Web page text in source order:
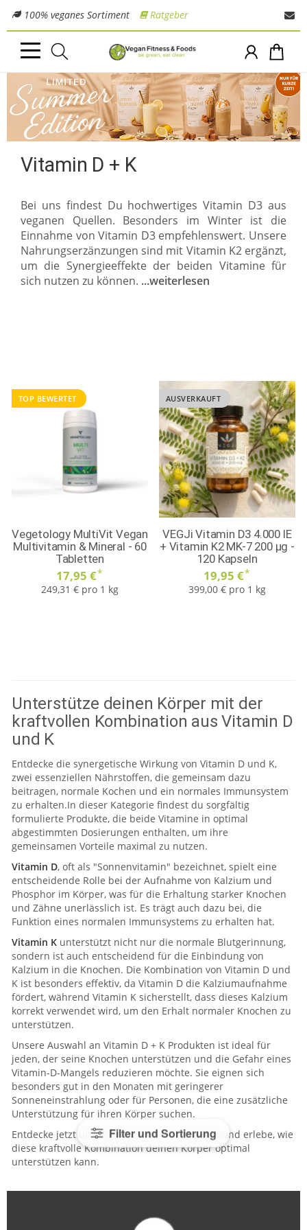
100% veganes Sortiment Ratgeber
Vitamin D + K
Bei uns findest Du hochwertiges Vitamin D3 aus
veganen Quellen. Besonders im Winter ist die
Einnahme von Vitamin D3 empfehlenswert. Unsere
Nahrungserzänzungen sind mit Vitamin K2 ergänzt,
um die Synergieeffekte der beiden Vitamine für
sich nutzen zu können. ...weiterlesen
Filter und Sortierung
TOP BEWERTET
Vegetology MultiVit Vegan
Multivitamin & Mineral - 60
Tabletten
17,95 €*
249,31 € pro 1 kg
AUSVERKAUFT
VEGJi Vitamin D3 4.000 IE
+ Vitamin K2 MK-7 200 µg -
120 Kapseln
19,95 €*
399,00 € pro 1 kg
Unterstütze deinen Körper mit der
kraftvollen Kombination aus Vitamin D
und K
Entdecke die synergetische Wirkung von Vitamin D und K,
zwei essenziellen Nährstoffen, die gemeinsam dazu
beitragen, normale Kochen und ein normales Immunsystem
zu erhalten.In dieser Kategorie findest du sorgfältig
formulierte Produkte, die beide Vitamine in optimal
abgestimmten Dosierungen enthalten, um ihre
gemeinsamen Vorteile maximal zu nutzen.
Vitamin D, oft als "Sonnenvitamin" bezeichnet, spielt eine
entscheidende Rolle bei der Aufnahme von Kalzium und
Phosphor im Körper, was für die Erhaltung starker Knochen
und Zähne unerlässlich ist. Es trägt auch dazu bei, die
Funktion eines normalen Immunsystems zu erhalten hat.
Vitamin K unterstützt nicht nur die normale Blutgerinnung,
sondern ist auch entscheidend für die Einbindung von
Kalzium in die Knochen. Die Kombination von Vitamin D und
K ist besonders effektiv, da Vitamin D die Kalziumaufnahme
fördert, während Vitamin K sicherstellt, dass dieses Kalzium
korrekt verwendet wird, um den Erhalt normaler Knochen zu
unterstützen.
Unsere Auswahl an Vitamin D + K Produkten ist ideal für
jeden, der seine Knochen unterstützen und die Gefahr eines
Vitamin-D-Mangels reduzieren möchte. Sie eignen sich
besonders gut in den Monaten mit geringerer
Sonneneinstrahlung oder für Personen, die eine zusätzliche
Unterstützung für ihren Körper suchen.
Entdecke jetzt unsere Vitamin D + K Produkte und erlebe, wie
diese kraftvolle Kombination deinen Körper optimal
unterstützen kann.